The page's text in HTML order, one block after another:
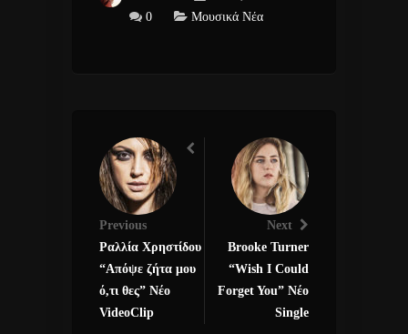
0
Μουσικά Νέα
Previous
Ραλλία Χρηστίδου
“Απόψε ζήτα μου
ό,τι θες” Νέο
VideoClip
Next
Brooke Turner
“Wish I Could
Forget You” Νέο
Single